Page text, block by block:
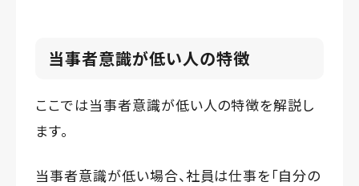
当事者意識が低い人の特徴
ここでは当事者意識が低い人の特徴を解説し
ます。
当事者意識が低い場合、社員は仕事を「自分の